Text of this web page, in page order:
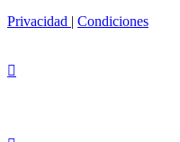
Privacidad | Condiciones